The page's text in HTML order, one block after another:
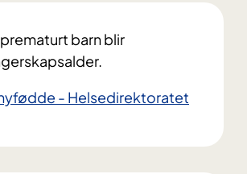
barn blir
- Helsedirektoratet